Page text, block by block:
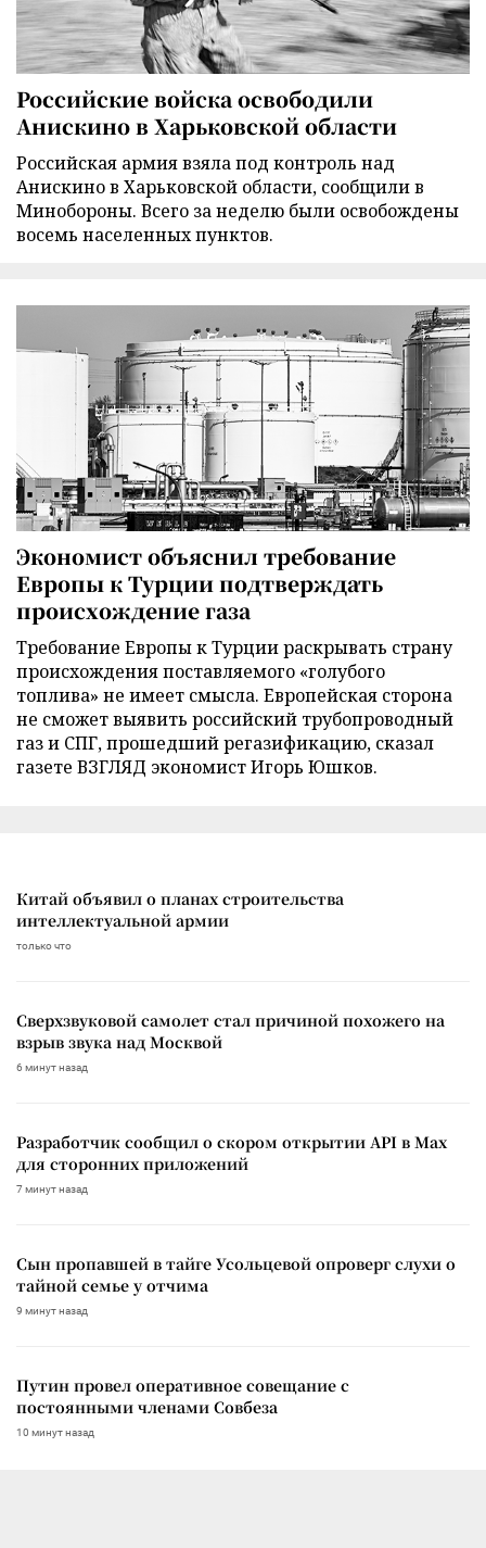
Российские войска освободили
Анискино в Харьковской области
Российская армия взяла под контроль над
Анискино в Харьковской области, сообщили в
Минобороны. Всего за неделю были освобождены
восемь населенных пунктов.
Экономист объяснил требование
Европы к Турции подтверждать
происхождение газа
Требование Европы к Турции раскрывать страну
происхождения поставляемого «голубого
топлива» не имеет смысла. Европейская сторона
не сможет выявить российский трубопроводный
газ и СПГ, прошедший регазификацию, сказал
газете ВЗГЛЯД экономист Игорь Юшков.
Китай объявил о планах строительства
интеллектуальной армии
только что
Сверхзвуковой самолет стал причиной похожего на
взрыв звука над Москвой
6 минут назад
Разработчик сообщил о скором открытии API в Max
для сторонних приложений
7 минут назад
Сын пропавшей в тайге Усольцевой опроверг слухи о
тайной семье у отчима
9 минут назад
Путин провел оперативное совещание с
постоянными членами Совбеза
10 минут назад